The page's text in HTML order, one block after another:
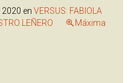
2020 en VERSUS: FABIOLA
LEÑERO
Máxima